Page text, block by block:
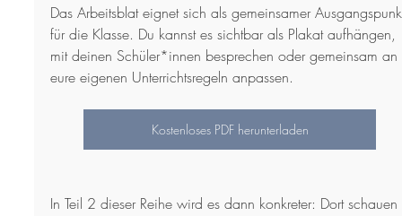
Das Arbeitsblat eignet sich als gemeinsamer
für die Klasse. Du kannst es sichtbar als Plakat aufhängen,
mit deinen Schüler*innen besprechen oder gemeinsam an
eure eigenen Unterrichtsregeln anpassen.
Kostenloses PDF herunterladen
In Teil 2 dieser Reihe wird es dann konkreter: Dort schauen